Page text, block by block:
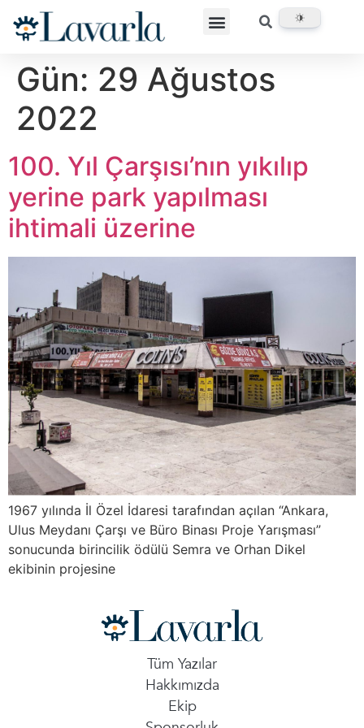
Gün: 29 Ağustos
2022
100. Yıl Çarşısı’nın yıkılıp
yerine park yapılması
ihtimali üzerine
1967 yılında İl Özel İdaresi tarafından açılan “Ankara,
Ulus Meydanı Çarşı ve Büro Binası Proje Yarışması”
sonucunda birincilik ödülü Semra ve Orhan Dikel
ekibinin projesine
Tüm Yazılar
Hakkımızda
Ekip